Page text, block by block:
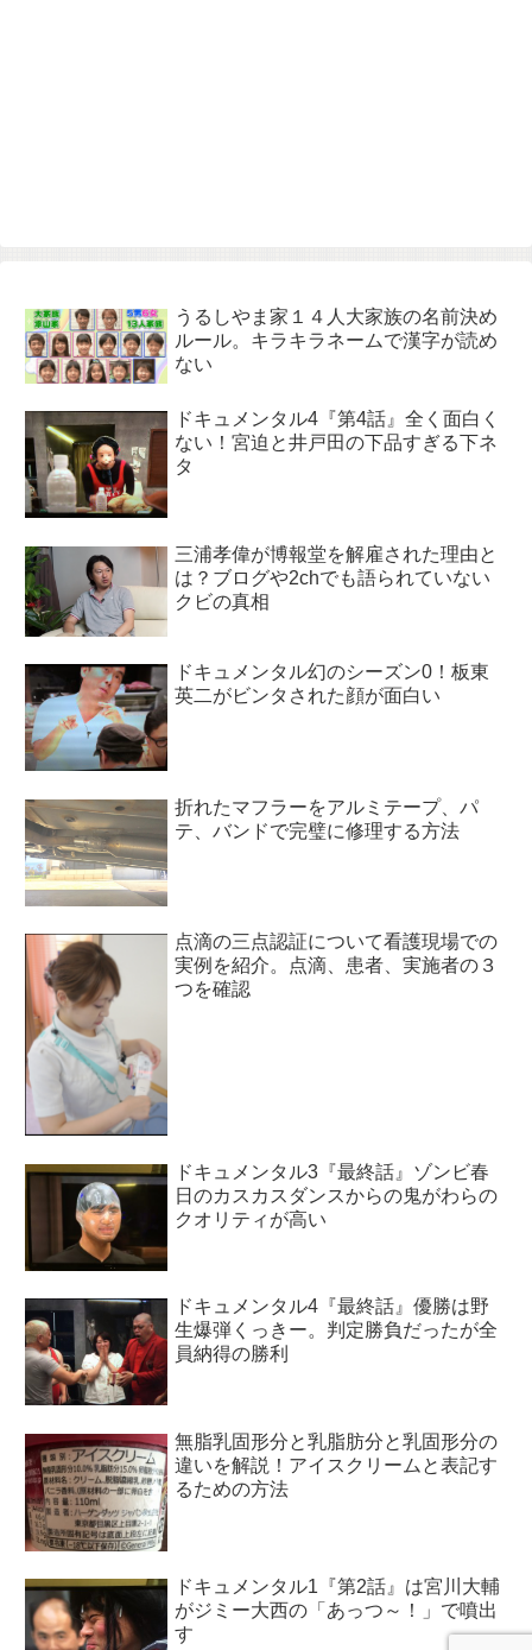
うるしやま家１４人大家族の名前決め
ルール。キラキラネームで漢字が読め
ない
ドキュメンタル4『第4話』全く面白く
ない！宮迫と井戸田の下品すぎる下ネ
タ
三浦孝偉が博報堂を解雇された理由と
は？ブログや2chでも語られていない
クビの真相
ドキュメンタル幻のシーズン0！板東
英二がビンタされた顔が面白い
折れたマフラーをアルミテープ、パ
テ、バンドで完璧に修理する方法
点滴の三点認証について看護現場での
実例を紹介。点滴、患者、実施者の３
つを確認
ドキュメンタル3『最終話』ゾンビ春
日のカスカスダンスからの鬼がわらの
クオリティが高い
ドキュメンタル4『最終話』優勝は野
生爆弾くっきー。判定勝負だったが全
員納得の勝利
無脂乳固形分と乳脂肪分と乳固形分の
違いを解説！アイスクリームと表記す
るための方法
ドキュメンタル1『第2話』は宮川大輔
がジミー大西の「あっつ～！」で噴出
す